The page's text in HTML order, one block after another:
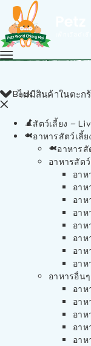
ไม่มีสินค้าในตะก
Back
สัตว์เลี้ยง –
อาหารสัตว์เลี้ย
อาหารสั
อาหารสัต
อาห
อาห
อาห
อาห
อาห
อาห
อา
อาห
อาหารอื่น
อาห
อาห
อาห
อาห
อาห